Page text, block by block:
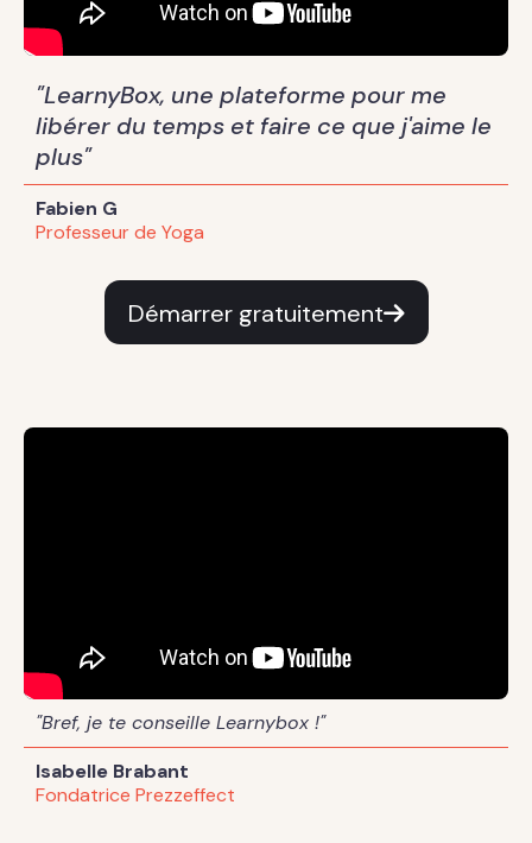
"LearnyBox, une plateforme pour me
libérer du temps et faire ce que j'aime le
plus"
Fabien G
Professeur de Yoga
Démarrer gratuitement
"Bref, je te conseille Learnybox !"
Isabelle Brabant
Fondatrice Prezzeffect